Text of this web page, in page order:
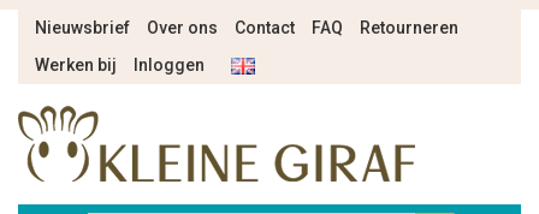
Nieuwsbrief Over ons Contact FAQ
Retourneren
Werken bij
Inloggen